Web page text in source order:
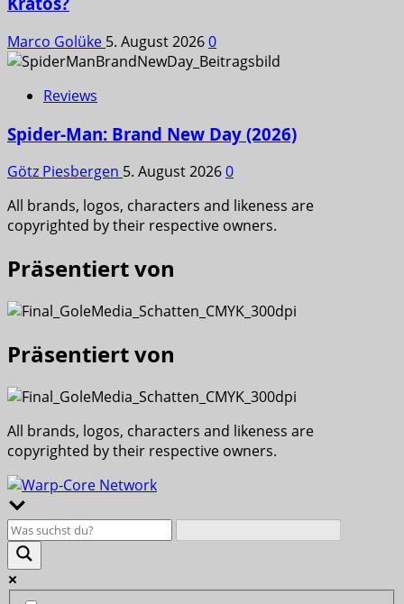
Marco Golüke 5. August 20260
Reviews
Spider-Man: Brand New Day (2026)
Götz Piesbergen 5. August 20260
All brands, logos, characters and likeness are
copyrighted by their respective owners.
Präsentiert von
Präsentiert von
All brands, logos, characters and likeness are
copyrighted by their respective owners.